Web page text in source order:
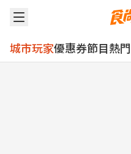
城市玩家優惠券節目熱門